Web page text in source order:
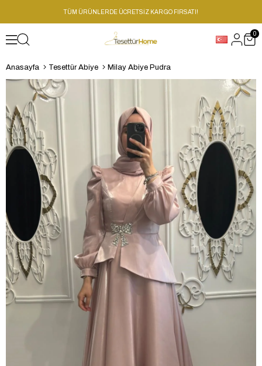
TÜM ÜRÜNLERDE ÜCRETSİZ KARGO FIRSATI!
0
Anasayfa Tesettür Abiye Milay Abiye Pudra